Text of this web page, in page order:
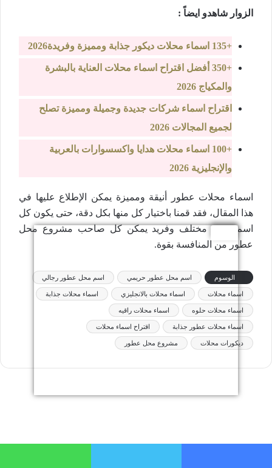
الزوار شاهدو ايضاً :
+135 اسماء محلات ديكور جذابة ومميزة وفريدة2026
+350 أفضل اقتراح اسماء محلات العناية بالبشرة
والمكياج 2026
اقتراح اسماء شركات جديدة وجميلة ومميزة تصلح
لجميع المجالات 2026
+100 اسماء محلات هدايا واكسسوارات بالعربية
والإنجليزية 2026
اسماء محلات عطور أنيقة ومميزة يمكن الإطلاع عليها في
هذا المقال، فقد قمنا باختيار كل منها بكل دقة، حتى يكون كل
اسم منهم مختلف وفريد يمكن كل صاحب مشروع محل
عطور من المنافسة بقوة.
الوسوم اسم محل عطور حريمي اسم محل عطور رجالي
اسماء محلات اسماء محلات بالانجليزي اسماء محلات جذابة
اسماء محلات حلوه اسماء محلات راقيه
اسماء محلات عطور جذابة اقتراح اسماء محلات
ديكورات محلات مشروع محل عطور